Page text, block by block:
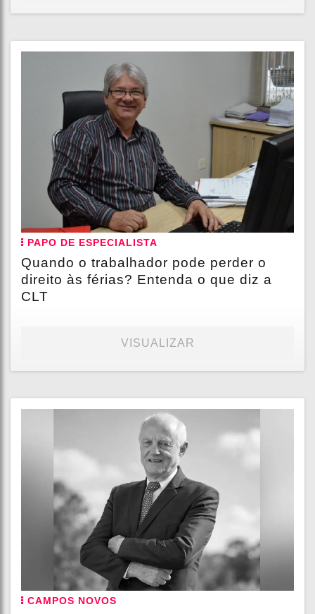
PAPO DE ESPECIALISTA
Quando o trabalhador pode perder o
direito às férias? Entenda o que diz a
CLT
VISUALIZAR
CAMPOS NOVOS